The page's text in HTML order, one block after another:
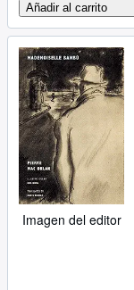
Añadir al carrito
Imagen del editor